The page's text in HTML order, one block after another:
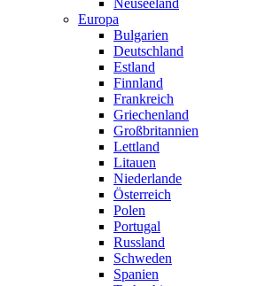
Neuseeland
Europa
Bulgarien
Deutschland
Estland
Finnland
Frankreich
Griechenland
Großbritannien
Lettland
Litauen
Niederlande
Österreich
Polen
Portugal
Russland
Schweden
Spanien